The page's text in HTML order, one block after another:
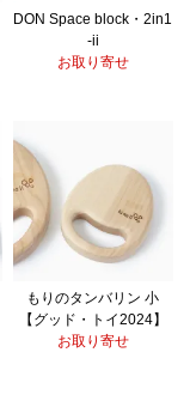
DON Space block・2in1
-ii
お取り寄せ
もりのタンバリン 小
【グッド・トイ2024】
お取り寄せ